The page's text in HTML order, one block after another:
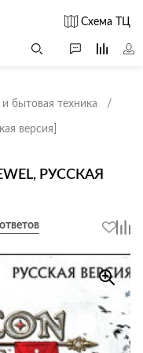
Схема ТЦ
Свет
Бра
лампы
светильники
Светодиодные
ленты
Споты
бытовая техника
версия]
РУССКАЯ